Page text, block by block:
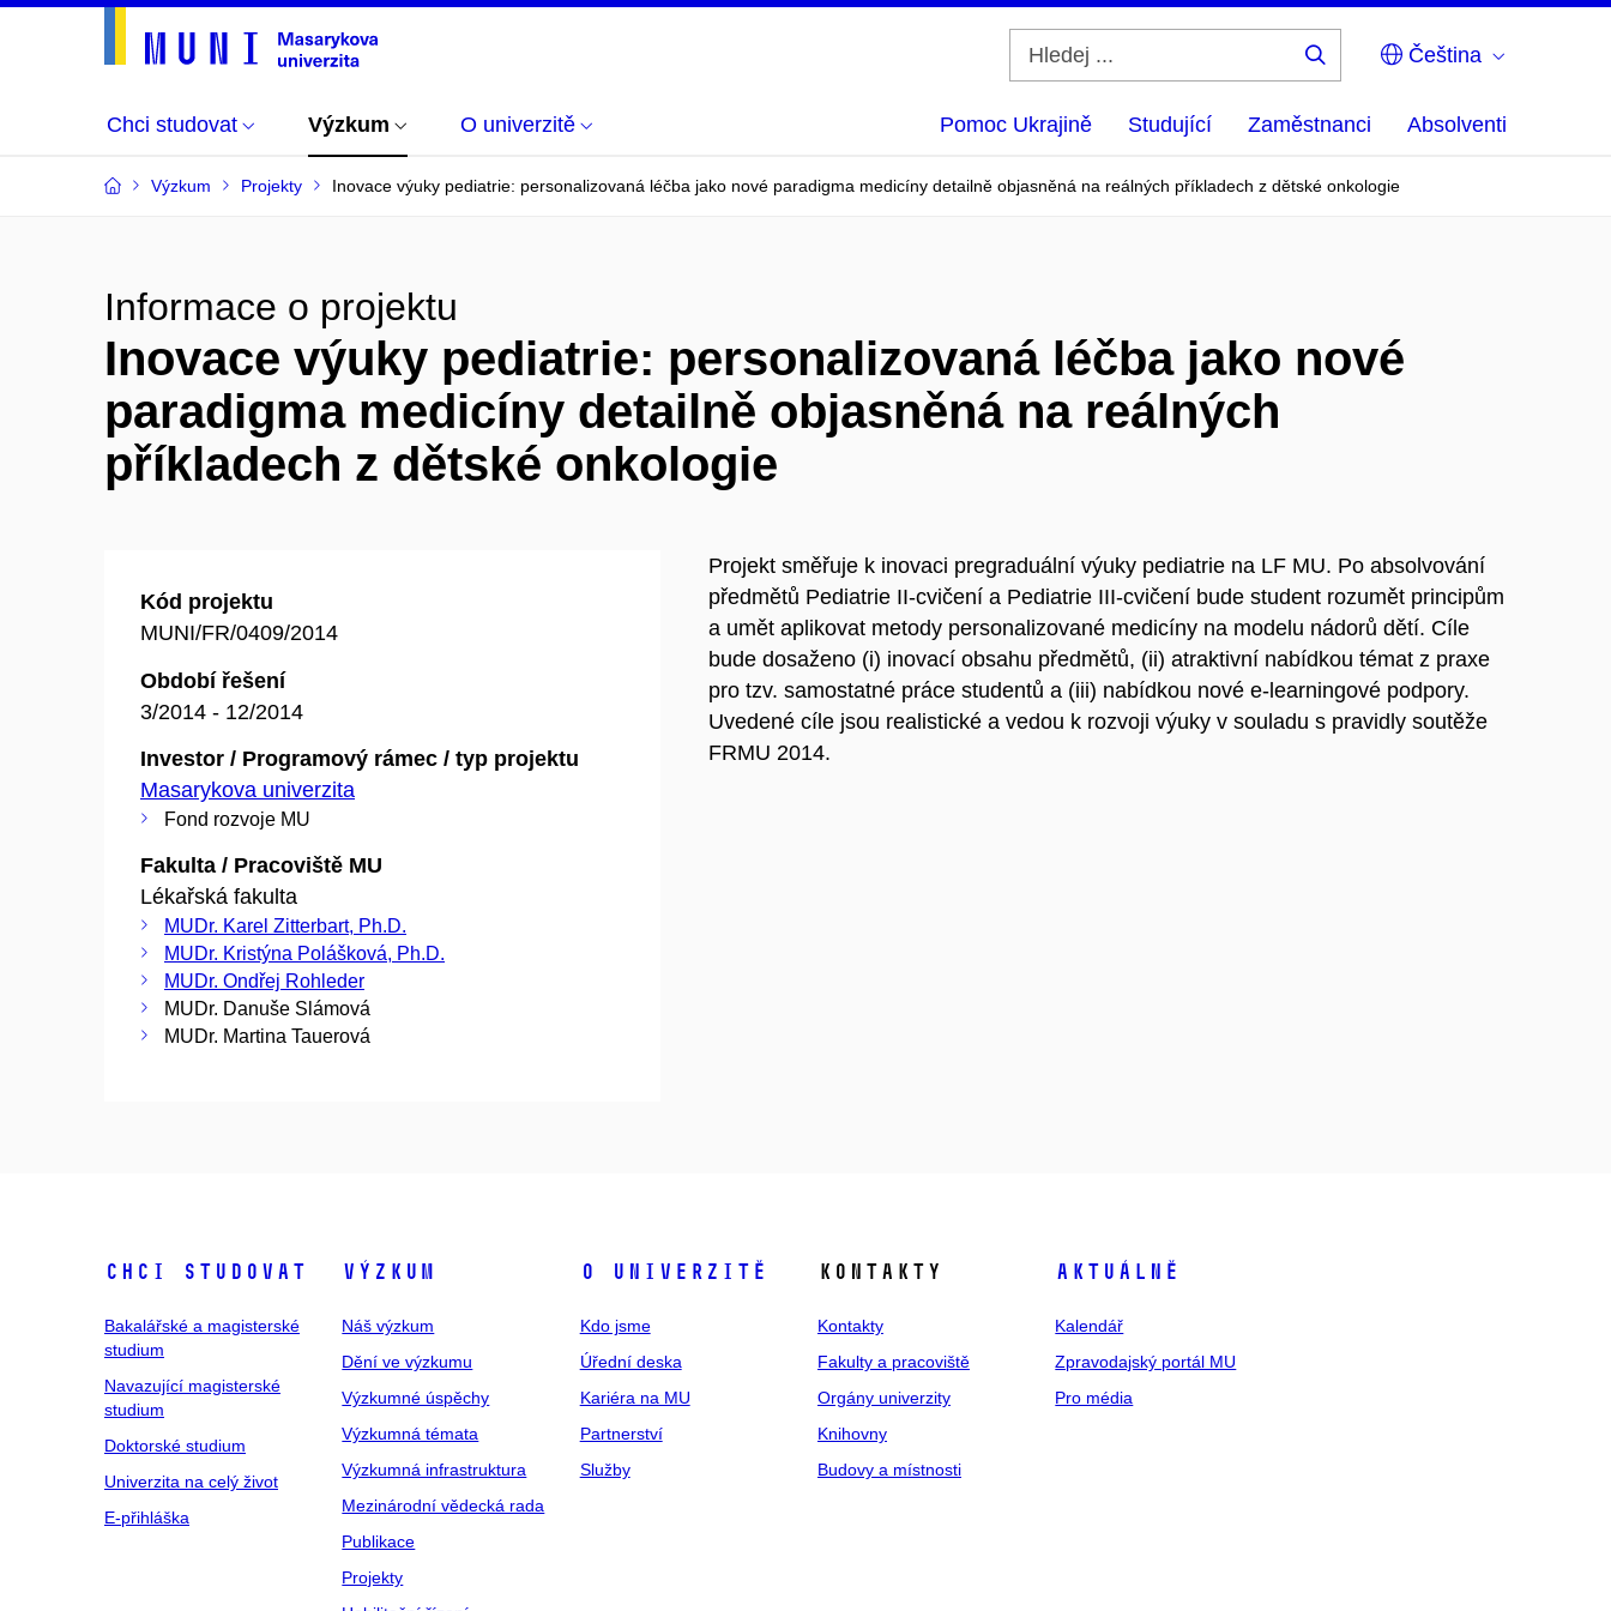
Čeština
Chci studovat Výzkum O univerzitě Pomoc Ukrajině Studující Zaměstnanci Absolventi
Výzkum Projekty Inovace výuky pediatrie: personalizovaná léčba jako nové paradigma medicíny detailně objasněná na reálných příkladech z dětské onkologie
Informace o projektu
Inovace výuky pediatrie: personalizovaná léčba jako nové
paradigma medicíny detailně objasněná na reálných
příkladech z dětské onkologie
Kód projektu
MUNI/FR/0409/2014
Období řešení
3/2014 - 12/2014
Investor / Programový rámec / typ projektu
Masarykova univerzita
Fond rozvoje MU
Fakulta / Pracoviště MU
Lékařská fakulta
MUDr. Karel Zitterbart, Ph.D.
MUDr. Kristýna Polášková, Ph.D.
MUDr. Ondřej Rohleder
MUDr. Danuše Slámová
MUDr. Martina Tauerová
Projekt směřuje k inovaci pregraduální výuky pediatrie na LF MU. Po absolvování
předmětů Pediatrie II-cvičení a Pediatrie III-cvičení bude student rozumět principům
a umět aplikovat metody personalizované medicíny na modelu nádorů dětí. Cíle
bude dosaženo (i) inovací obsahu předmětů, (ii) atraktivní nabídkou témat z praxe
pro tzv. samostatné práce studentů a (iii) nabídkou nové e-learningové podpory.
Uvedené cíle jsou realistické a vedou k rozvoji výuky v souladu s pravidly soutěže
FRMU 2014.
Chci studovat
Bakalářské a magisterské
studium
Navazující magisterské
studium
Doktorské studium
Univerzita na celý život
E-přihláška
Výzkum
Náš výzkum
Dění ve výzkumu
Výzkumné úspěchy
Výzkumná témata
Výzkumná infrastruktura
Mezinárodní vědecká rada
Publikace
Projekty
O univerzitě
Kdo jsme
Úřední deska
Kariéra na MU
Partnerství
Služby
Kontakty
Kontakty
Fakulty a pracoviště
Orgány univerzity
Knihovny
Budovy a místnosti
Aktuálně
Kalendář
Zpravodajský portál MU
Pro média